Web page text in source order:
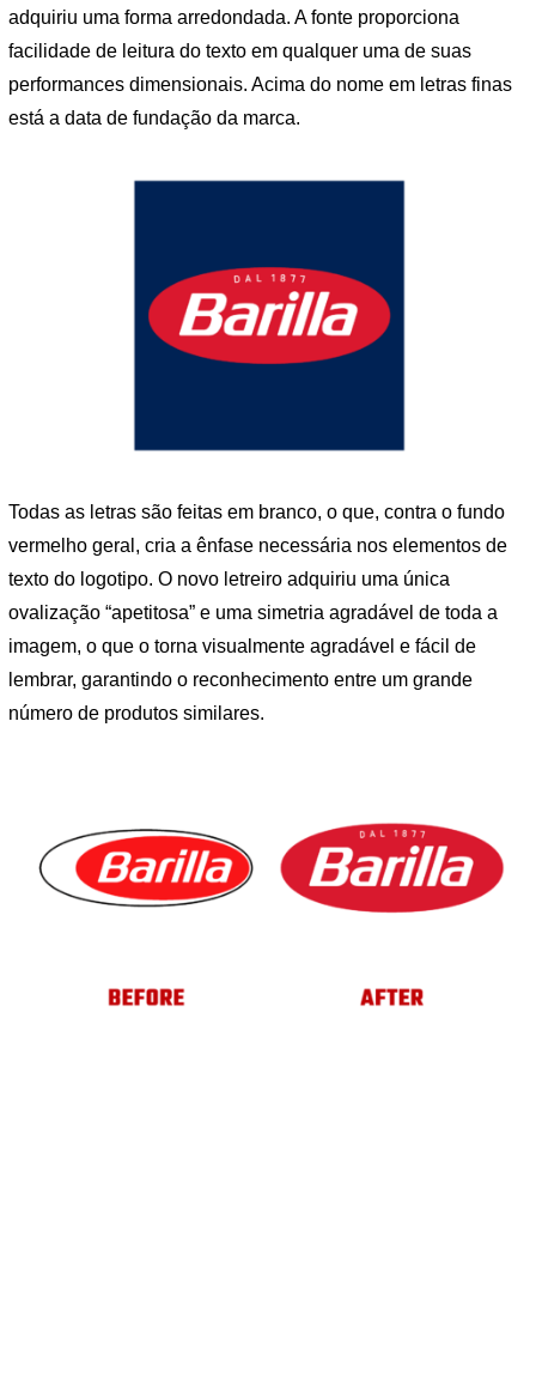
adquiriu uma forma arredondada. A fonte proporciona
facilidade de leitura do texto em qualquer uma de suas
performances dimensionais. Acima do nome em letras finas
está a data de fundação da marca.
Todas as letras são feitas em branco, o que, contra o fundo
vermelho geral, cria a ênfase necessária nos elementos de
texto do logotipo. O novo letreiro adquiriu uma única
ovalização “apetitosa” e uma simetria agradável de toda a
imagem, o que o torna visualmente agradável e fácil de
lembrar, garantindo o reconhecimento entre um grande
número de produtos similares.